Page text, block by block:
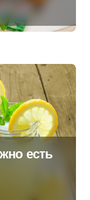
есть